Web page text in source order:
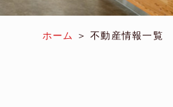
ホーム 不動産情報一覧